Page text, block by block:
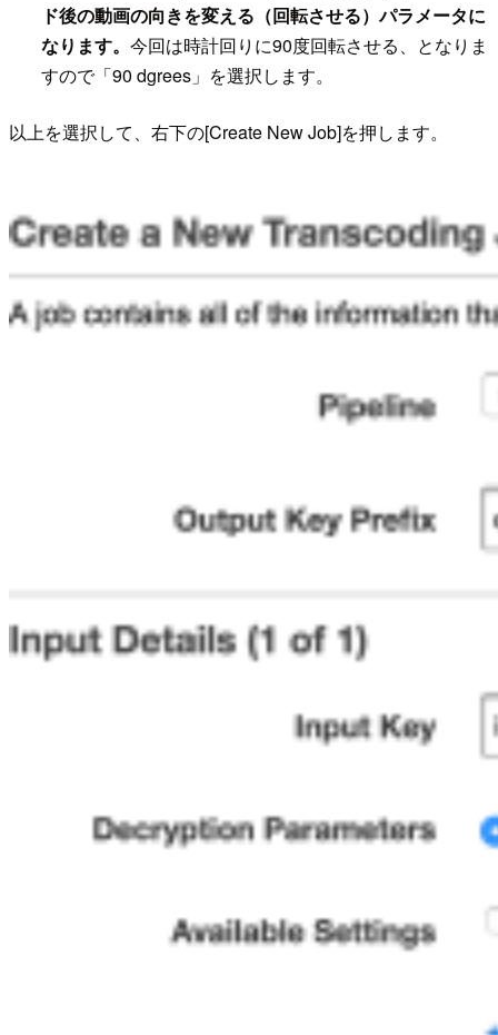
ド後の動画の向きを変える（回転させる）パラメータに
なります。 今回は時計回りに90度回転させる、となりま
すので「90 dgrees」を選択します。
以上を選択して、右下の[Create New Job]を押します。